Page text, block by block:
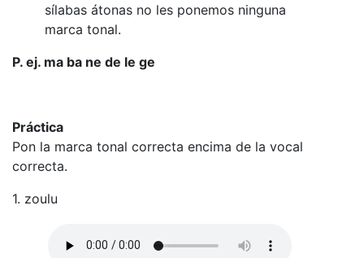
sílabas átonas no les ponemos ninguna
marca tonal.
P. ej. ma ba ne de le ge
Práctica
Pon la marca tonal correcta encima de la vocal
correcta.
1. zoulu